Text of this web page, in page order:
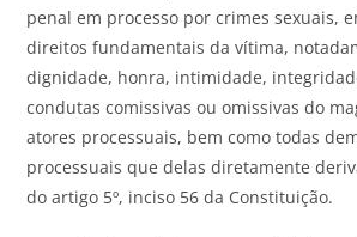
penal em processo por crimes sexuais,
direitos fundamentais da vítima,
dignidade, honra, intimidade,
condutas comissivas ou omissivas do
atores processuais, bem como todas
processuais que delas diretamente
do artigo 5º, inciso 56 da Constituição.